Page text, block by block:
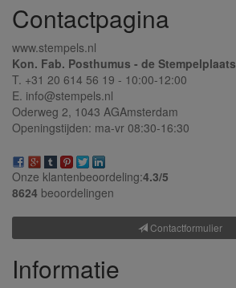
Contactpagina
www.stempels.nl
Kon. Fab. Posthumus - de Stempelplaats
T. +31 20 614 56 19 - 10:00-12:00
E. info@stempels.nl
Oderweg 2, 1043 AGAmsterdam
Openingstijden: ma-vr 08:30-16:30
Onze klantenbeoordeling:4.3/5
8624 beoordelingen
Contactformulier
Informatie